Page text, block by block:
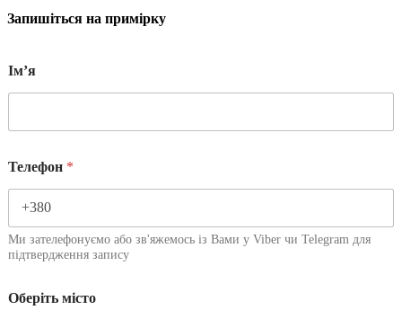
Запишіться на примірку
Імʼя
Телефон *
Ми зателефонуємо або зв'яжемось із Вами у Viber чи Telegram для
підтвердження запису
Оберіть місто